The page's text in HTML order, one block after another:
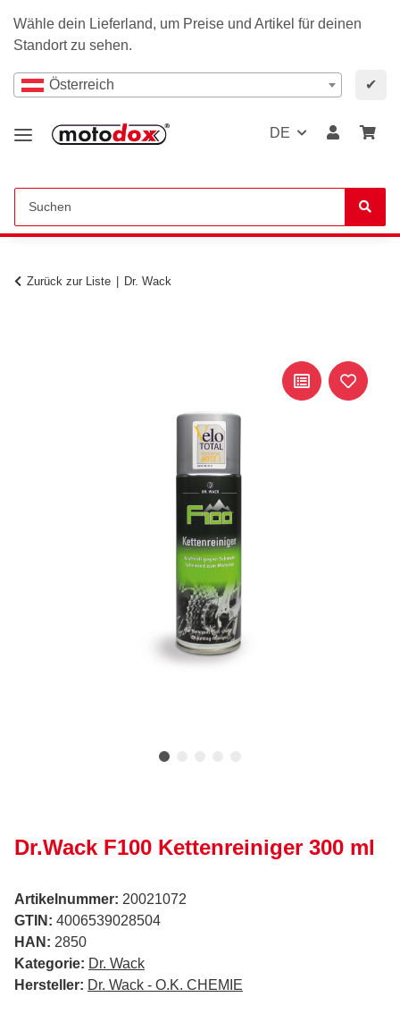
Wähle dein Lieferland, um Preise und Artikel für deinen
Standort zu sehen.
Österreich ✔
DE
Zurück zur Liste Dr. Wack
Dr.Wack F100 Kettenreiniger 300 ml
Artikelnummer: 20021072
GTIN: 4006539028504
HAN: 2850
Kategorie: Dr. Wack
Hersteller: Dr. Wack - O.K. CHEMIE